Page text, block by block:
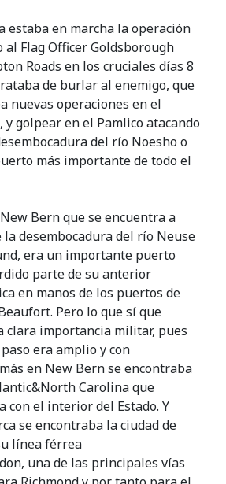
estaba en marcha la operación
al Flag Officer Goldsborough
Roads en los cruciales días 8
de burlar al enemigo, que
nuevas operaciones en el
y golpear en el Pamlico atacando
del río Noesho o
más importante de todo el
Bern que se encuentra a
la desembocadura del río Neuse
era un importante puerto
parte de su anterior
en manos de los puertos de
Pero lo que sí que
clara importancia militar, pues
era amplio y con
en New Bern se encontraba
Carolina que
con el interior del Estado. Y
se encontraba la ciudad de
línea férrea
una de las principales vías